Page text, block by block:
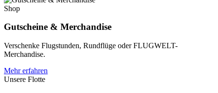
Shop
Gutscheine & Merchandise
Verschenke Flugstunden, Rundflüge oder FLUGWELT-
Merchandise.
Mehr erfahren
Unsere Flotte